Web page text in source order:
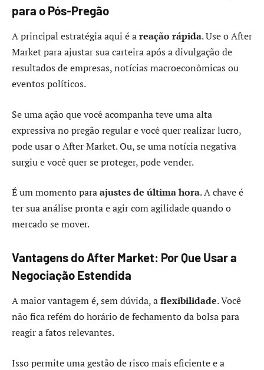
para o Pós-Pregão
A principal estratégia aqui é areação rápida. Use o After
Market para ajustar sua carteira após a divulgação de
resultados de empresas, notícias macroeconômicas ou
eventos políticos.
Se uma ação que você acompanha teve uma alta
expressiva no pregão regular e você quer realizar lucro,
pode usar o After Market. Ou, se uma notícia negativa
surgiu e você quer se proteger, pode vender.
É um momento paraajustes de última hora. A chave é
ter sua análise pronta e agir com agilidade quando o
mercado se mover.
Vantagens do After Market: Por Que Usar a
Negociação Estendida
A maior vantagem é, sem dúvida, aflexibilidade. Você
não fica refém do horário de fechamento da bolsa para
reagir a fatos relevantes.
Isso permite uma gestão de risco mais eficiente e a